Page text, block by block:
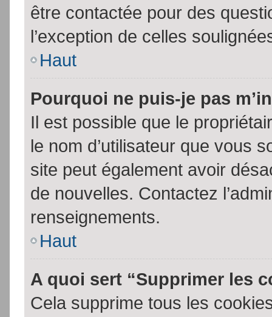
être contactée pour des
l’exception de celles
Haut
Pourquoi ne puis-je pas
Il est possible que le
le nom d’utilisateur que vous
site peut également avoir
de nouvelles. Contactez
renseignements.
Haut
A quoi sert “Supprimer les
Cela supprime tous les